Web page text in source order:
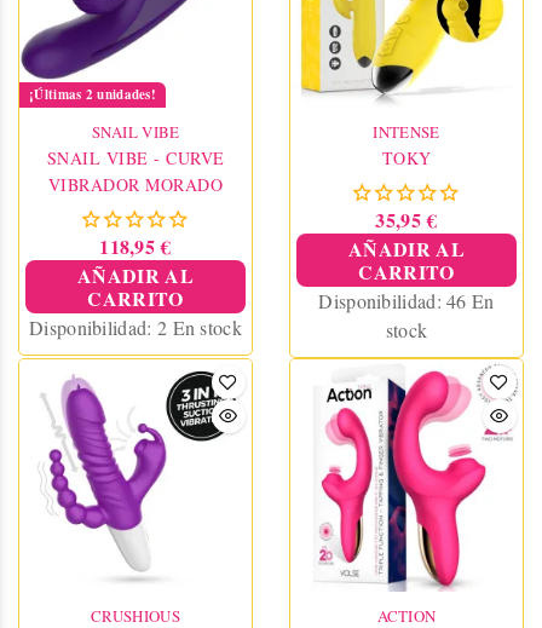
¡Últimas 2 unidades!
SNAIL VIBE
SNAIL VIBE - CURVE
VIBRADOR MORADO
118,95 €
AÑADIR AL
CARRITO
Disponibilidad: 2 En stock
INTENSE
TOKY
35,95 €
AÑADIR AL
CARRITO
Disponibilidad:46 En
stock
CRUSHIOUS ACTION